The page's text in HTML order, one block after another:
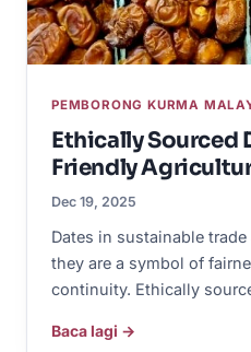
PEMBORONG KURMA
Ethically Sourced
Friendly
Dec 19, 2025
Dates in sustainable
they are a symbol of
continuity. Ethically
Baca lagi →